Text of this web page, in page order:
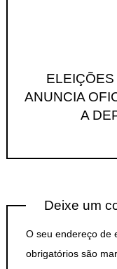
ANUNCIA
A
Deixe um
O seu endereço de
obrigatórios são